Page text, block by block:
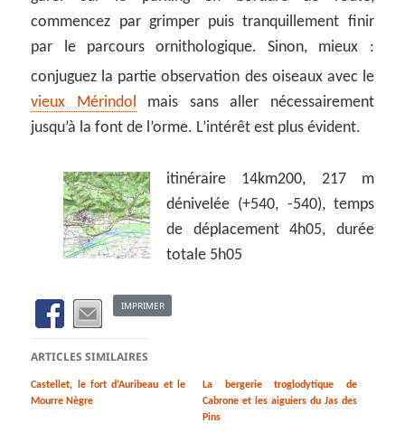
commencez par grimper puis tranquillement finir
par le parcours ornithologique. Sinon, mieux :
conjuguez la partie observation des oiseaux avec le
vieux Mérindol mais sans aller nécessairement
jusqu’à la font de l’orme. L’intérêt est plus évident.
itinéraire 14km200, 217 m
dénivelée (+540, -540), temps
de déplacement 4h05, durée
totale 5h05
IMPRIMER
ARTICLES SIMILAIRES
Castellet, le fort d’Auribeau et le
Mourre Nègre
La bergerie troglodytique de
Cabrone et les aiguiers du Jas des
Pins